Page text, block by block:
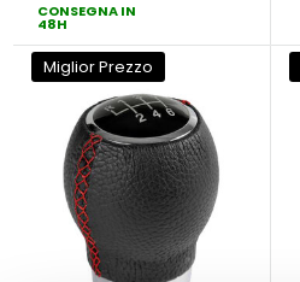
speciale
CONSEGNA IN
48H
Miglior Prezzo